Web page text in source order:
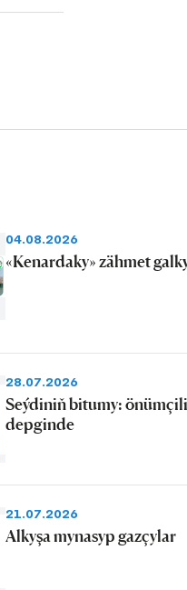
04.08.2026
«Kenardaky» zähmet
28.07.2026
Seýdiniň bitumy:
depginde
21.07.2026
Alkyşa mynasyp gazçylar